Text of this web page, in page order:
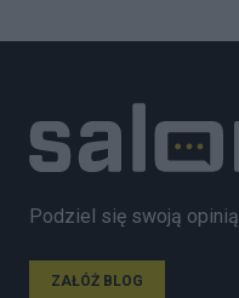
Podziel się swoją opinią
ZAŁÓŻ BLOG